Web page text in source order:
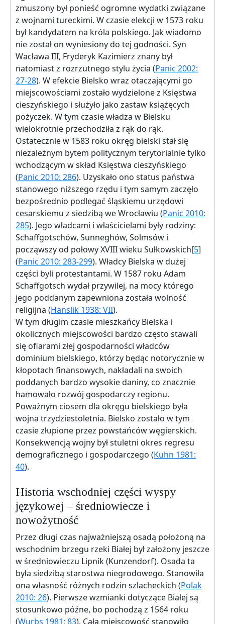
zmuszony był ponieść ogromne wydatki związane
z wojnami tureckimi. W czasie elekcji w 1573 roku
był kandydatem na króla polskiego. Jak wiadomo
nie został on wyniesiony do tej godności. Syn
Wacława III, Fryderyk Kazimierz znany był
natomiast z rozrzutnego stylu życia (Panic 2002:
27-28). W efekcie Bielsko wraz otaczającymi go
miejscowościami zostało wydzielone z Księstwa
cieszyńskiego i służyło jako zastaw książęcych
pożyczek. W tym czasie władza w Bielsku
wielokrotnie przechodziła z rąk do rąk.
Ostatecznie w 1583 roku okręg bielski stał się
niezależnym bytem politycznym terytorialnie tylko
wchodzącym w skład Księstwa cieszyńskiego
(Panic 2010: 286). Uzyskało ono status państwa
stanowego niższego rzędu i tym samym zaczęło
bezpośrednio podlegać śląskiemu urzędowi
cesarskiemu z siedzibą we Wrocławiu (Panic 2010:
285). Jego władcami i właścicielami były rodziny:
Schaffgotschów, Sunneghów, Solmsów i
począwszy od połowy XVIII wieku Sułkowskich[5]
(Panic 2010: 283-299). Władcy Bielska w dużej
części byli protestantami. W 1587 roku Adam
Schaffgotsch wydał przywilej, na mocy którego
jego poddanym zapewniona została wolność
religijna (Hanslik 1938: VII).
W tym długim czasie mieszkańcy Bielska i
okolicznych miejscowości bardzo często stawali
się ofiarami złej gospodarności władców
dominium bielskiego, którzy będąc notorycznie w
kłopotach finansowych, nakładali na swoich
poddanych bardzo wysokie daniny, co znacznie
hamowało rozwój gospodarczy regionu.
Poważnym ciosem dla okręgu bielskiego była
wojna trzydziestoletnia. Bielsko zostało w tym
czasie złupione przez powstańców węgierskich.
Konsekwencją wojny był stuletni okres regresu
demograficznego i gospodarczego (Kuhn 1981:
40).
Historia wschodniej części wyspy
językowej – średniowiecze i
nowożytność
Przez długi czas najważniejszą osadą położoną na
wschodnim brzegu rzeki Białej był założony jeszcze
w średniowieczu Lipnik (Kunzendorf). Osada ta
była siedzibą starostwa niegrodowego. Stanowiła
ona własność różnych rodzin szlacheckich (Polak
2010: 26). Pierwsze wzmianki dotyczące Białej są
stosunkowo późne, bo pochodzą z 1564 roku
(Wurbs 1981: 83). Całą miejscowość stanowiło